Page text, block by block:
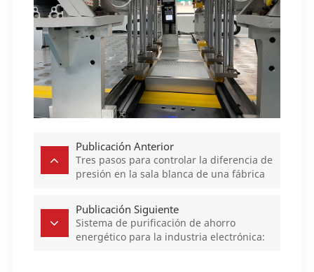
Publicación Anterior
Tres pasos para controlar la diferencia de
presión en la sala blanca de una fábrica
Publicación Siguiente
Sistema de purificación de ahorro
energético para la industria electrónica: